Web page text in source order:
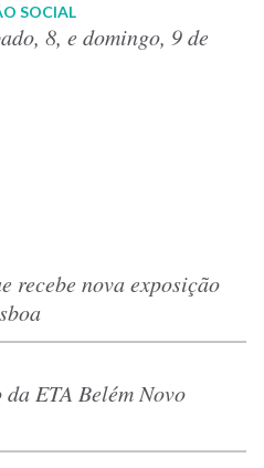
SOCIAL
8, e domingo, 9 de
recebe nova exposição
ETA Belém Novo